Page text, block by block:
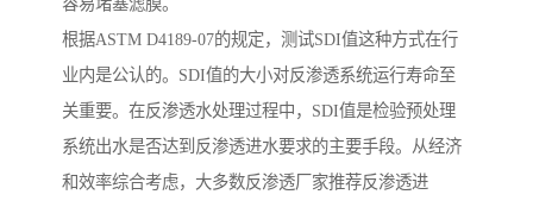
容易堵塞滤膜。
根据ASTM D4189-07的规定，测试SDI值这种方式在行
业内是公认的。SDI值的大小对反渗透系统运行寿命至
关重要。在反渗透水处理过程中，SDI值是检验预处理
系统出水是否达到反渗透进水要求的主要手段。从经济
和效率综合考虑，大多数反渗透厂家推荐反渗透进